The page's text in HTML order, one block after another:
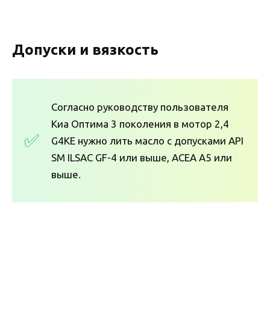
Допуски и вязкость
Согласно руководству пользователя
Киа Оптима 3 поколения в мотор 2,4
G4KE нужно лить масло с допусками API
SM ILSAC GF-4 или выше, ACEA A5 или
выше.